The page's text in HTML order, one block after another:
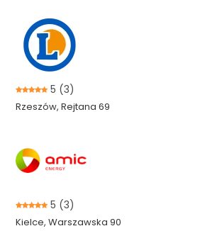
5 (3)
Rzeszów, Rejtana 69
5 (3)
Kielce, Warszawska 90